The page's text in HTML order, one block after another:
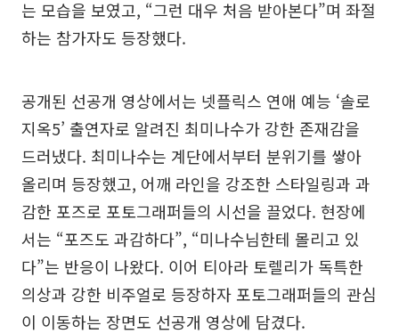
는 모습을 보였고, “그런 대우 처음 받아본다”며 좌절
하는 참가자도 등장했다.
공개된 선공개 영상에서는 넷플릭스 연애 예능 ‘솔로
지옥5’ 출연자로 알려진 최미나수가 강한 존재감을
드러냈다. 최미나수는 계단에서부터 분위기를 쌓아
올리며 등장했고, 어깨 라인을 강조한 스타일링과 과
감한 포즈로 포토그래퍼들의 시선을 끌었다. 현장에
서는 “포즈도 과감하다”, “미나수님한테 몰리고 있
다”는 반응이 나왔다. 이어 티아라 토렐리가 독특한
의상과 강한 비주얼로 등장하자 포토그래퍼들의 관심
이 이동하는 장면도 선공개 영상에 담겼다.